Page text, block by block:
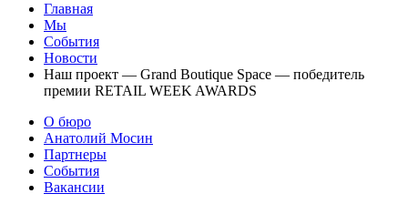
Главная
Мы
События
Новости
Наш проект — Grand Boutique Space — победитель
премии RETAIL WEEK AWARDS
О бюро
Анатолий Мосин
Партнеры
События
Вакансии